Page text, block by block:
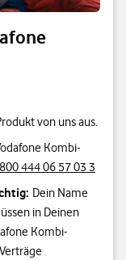
von uns aus.
Kombi-
444 06 57 03 3
Dein Name
in Deinen
Kombi-